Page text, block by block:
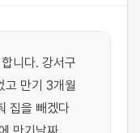
니다. 강서구
고 만기 3개월
집을 빼겠다